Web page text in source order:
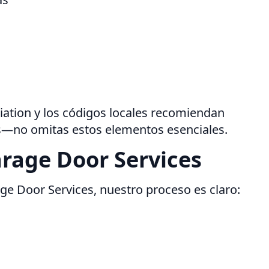
y los códigos locales recomiendan
omitas estos elementos esenciales.
Door Services
Door Services, nuestro proceso es claro: